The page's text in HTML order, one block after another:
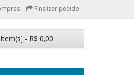
Finalizar pedido
- R$ 0,00